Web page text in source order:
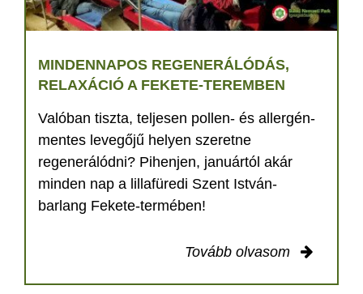
MINDENNAPOS REGENERÁLÓDÁS,
RELAXÁCIÓ A FEKETE-TEREMBEN
Valóban tiszta, teljesen pollen- és allergén-
mentes levegőjű helyen szeretne
regenerálódni? Pihenjen, januártól akár
minden nap a lillafüredi Szent István-
barlang Fekete-termében!
Tovább olvasom